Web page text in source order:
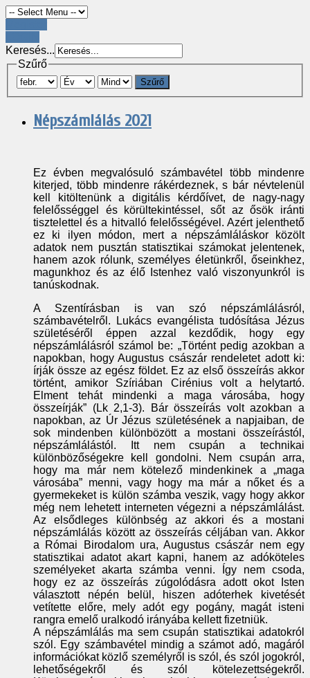
Keresés...
Szűrő
Szűrő
Népszámlálás 2021
Ez évben megvalósuló számbavétel több mindenre
kiterjed, több mindenre rákérdeznek, s bár névtelenül
kell kitöltenünk a digitális kérdőívet, de nagy-nagy
felelősséggel és körültekintéssel, sőt az ősök iránti
tisztelettel és a hitvalló felelősségével. Azért jelenthető
ez ki ilyen módon, mert a népszámláláskor közölt
adatok nem pusztán statisztikai számokat jelentenek,
hanem azok rólunk, személyes életünkről, őseinkhez,
magunkhoz és az élő Istenhez való viszonyunkról is
tanúskodnak.
A Szentírásban is van szó népszámlálásról,
számbavételről. Lukács evangélista tudósítása Jézus
születéséről éppen azzal kezdődik, hogy egy
népszámlálásról számol be: „Történt pedig azokban a
napokban, hogy Augustus császár rendeletet adott ki:
írják össze az egész földet. Ez az első összeírás akkor
történt, amikor Szíriában Cirénius volt a helytartó.
Elment tehát mindenki a maga városába, hogy
összeírják” (Lk 2,1-3). Bár összeírás volt azokban a
napokban, az Úr Jézus születésének a napjaiban, de
sok mindenben különbözött a mostani összeírástól,
népszámlálástól. Itt nem csupán a technikai
különbözőségekre kell gondolni. Nem csupán arra,
hogy ma már nem kötelező mindenkinek a „maga
városába” menni, vagy hogy ma már a nőket és a
gyermekeket is külön számba veszik, vagy hogy akkor
még nem lehetett interneten végezni a népszámlálást.
Az elsődleges különbség az akkori és a mostani
népszámlálás között az összeírás céljában van. Akkor
a Római Birodalom ura, Augustus császár nem egy
statisztikai adatot akart kapni, hanem az adóköteles
személyeket akarta számba venni. Így nem csoda,
hogy ez az összeírás zúgolódásra adott okot Isten
választott népén belül, hiszen adóterhek kivetését
vetítette előre, mely adót egy pogány, magát isteni
rangra emelő uralkodó irányába kellett fizetniük.
A népszámlálás ma sem csupán statisztikai adatokról
szól. Egy számbavétel mindig a számot adó, magáról
információkat közlő személyről is szól, és szól jogokról,
lehetőségekről és szól kötelezettségekről.